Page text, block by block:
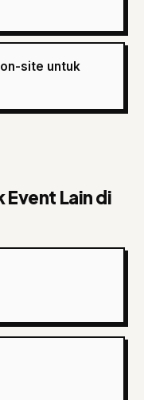
site untuk
Lain di